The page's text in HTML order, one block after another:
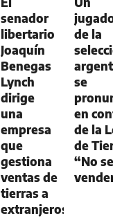
senador
libertario
Joaquín
Benegas
Lynch
dirige
una
empresa
que
gestiona
ventas de
tierras a
extranjeros
de la
se
en
de la
de
“No se